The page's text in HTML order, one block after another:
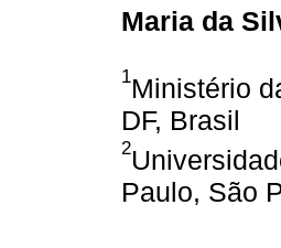
Maria da
1Ministério
DF, Brasil
2
Paulo, São